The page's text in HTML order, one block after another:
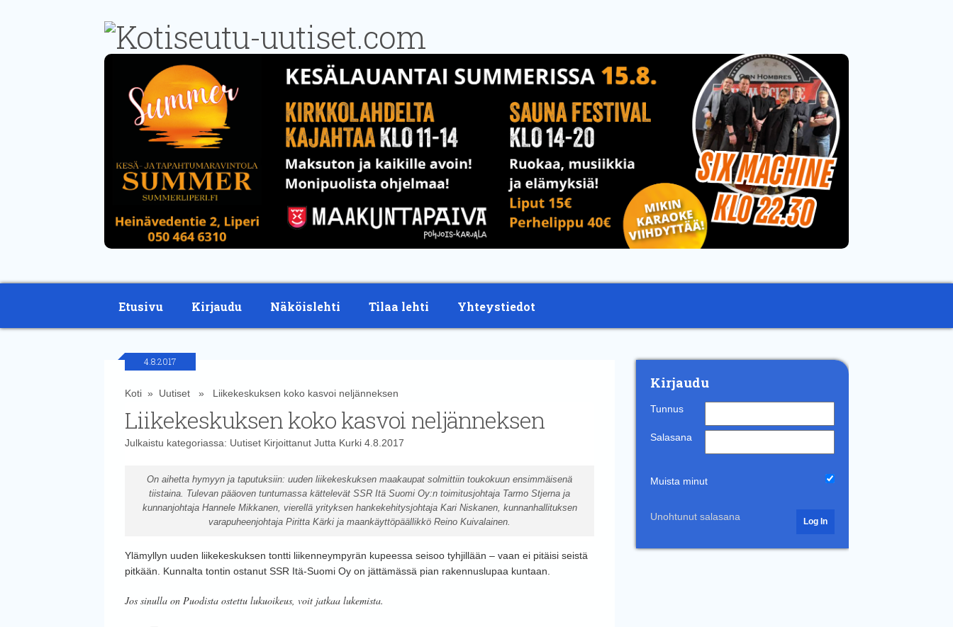
Etusivu Kirjaudu Näköislehti Tilaa lehti Yhteystiedot
4.8.2017
Koti» Uutiset» Liikekeskuksen koko kasvoi neljänneksen
Liikekeskuksen koko kasvoi neljänneksen
Julkaistu kategoriassa: UutisetKirjoittanut Jutta Kurki4.8.2017
On aihetta hymyyn ja taputuksiin: uuden liikekeskuksen maakaupat solmittiin toukokuun ensimmäisenä
tiistaina. Tulevan pääoven tuntumassa kättelevät SSR Itä Suomi Oy:n toimitusjohtaja Tarmo Stjerna ja
kunnanjohtaja Hannele Mikkanen, vierellä yrityksen hankekehitysjohtaja Kari Niskanen, kunnanhallituksen
varapuheenjohtaja Piritta Kärki ja maankäyttöpäällikkö Reino Kuivalainen.
Ylämyllyn uuden liikekeskuksen tontti liikenneympyrän kupeessa seisoo tyhjillään – vaan ei pitäisi seistä
pitkään. Kunnalta tontin ostanut SSR Itä-Suomi Oy on jättämässä pian rakennuslupaa kuntaan.
Jos sinulla on Puodista ostettu lukuoikeus, voit jatkaa lukemista.
Kirjaudu
Tunnus
Salasana
Muista minut
Unohtunut salasana